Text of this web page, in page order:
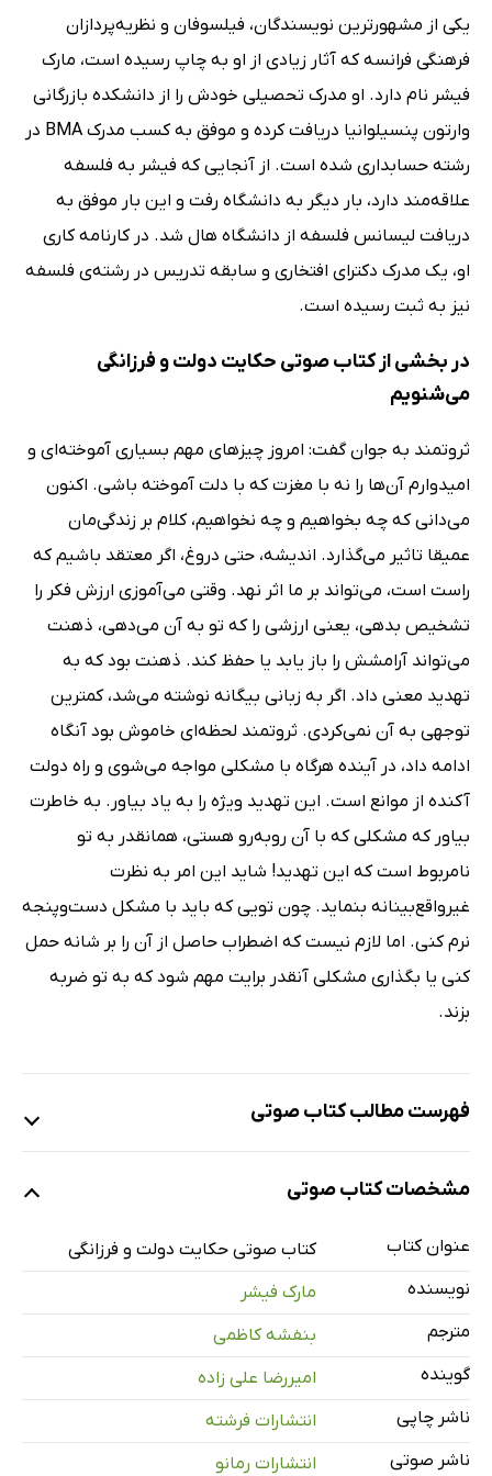
یکی از مشهورترین نویسندگان،‌ فیلسوفان و نظریه‌پردازان
فرهنگی فرانسه که آثار زیادی از او به چاپ رسیده است،‌ مارک
فیشر نام دارد. او مدرک تحصیلی خودش را از دانشکده بازرگانی
وارتون پنسیلوانیا دریافت کرده و موفق به کسب مدرک BMA در
رشته حسابداری شده است. از آنجایی که فیشر به فلسفه
علاقه‌مند دارد،‌ بار دیگر به دانشگاه رفت و این بار موفق به
دریافت لیسانس فلسفه از دانشگاه هال شد. در کارنامه کاری
او،‌ یک مدرک دکترای افتخاری و سابقه تدریس در رشته‌ی فلسفه
نیز به ثبت رسیده است.
در بخشی از کتاب صوتی حکایت دولت و فرزانگی
می‌شنویم
ثروتمند به جوان گفت: امروز چیزهای مهم بسیاری آموخته‌ای و
امیدوارم آن‌ها را نه با مغزت که با دلت آموخته باشی. اکنون
می‌دانی که چه بخواهیم و چه نخواهیم، کلام بر زندگی‌مان
عمیقا تاثیر می‌گذارد. اندیشه،‌ حتی دروغ،‌ اگر معتقد باشیم که
راست است،‌ می‌تواند بر ما اثر نهد. وقتی می‌آموزی ارزش فکر را
تشخیص بدهی،‌ یعنی ارزشی را که تو به آن می‌دهی،‌ ذهنت
می‌تواند آرامشش را باز یابد یا حفظ کند. ذهنت بود که به
تهدید معنی داد. اگر به زبانی بیگانه نوشته می‌شد،‌ کمترین
توجهی به آن نمی‌کردی. ثروتمند لحظه‌ای خاموش بود آنگاه
ادامه داد، در آینده هرگاه با مشکلی مواجه می‌شوی و راه دولت
آکنده از موانع است. این تهدید ویژه را به یاد بیاور. به خاطرت
بیاور که مشکلی که با آن روبه‌رو هستی، همانقدر به تو
نامربوط است که این تهدید! شاید این امر به نظرت
غیرواقع‌بینانه بنماید. چون تویی که باید با مشکل دست‌وپنجه
نرم کنی. اما لازم نیست که اضطراب حاصل از آن را بر شانه حمل
کنی یا بگذاری مشکلی آنقدر برایت مهم شود که به تو ضربه
بزند.
فهرست مطالب کتاب صوتی
نمونه
1 دقیقه معرفی
حکایت مشورت جوان با عموی ثروتمند
حکایت دیدار جوان با باغبانی سالمند
حکایت آموزش جوان برای غنیمت‌شمردن فرصت و خطر
حکایت به‌حبس‌افتادن جوان
مشخصات کتاب صوتی
عنوان کتاب
کتاب صوتی حکایت دولت و فرزانگی
نویسنده
مارک فیشر
مترجم
بنفشه کاظمی
گوینده
امیررضا علی زاده
ناشر چاپی
انتشارات فرشته
ناشر صوتی
انتشارات رمانو